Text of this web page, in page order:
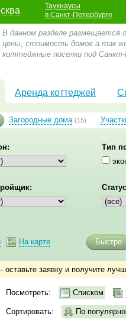
Таухнаусы
в Санкт-Петербурге
В данном разделе размещается
цены, стоимость домов а так
коттеджные поселки под
Аренда коттеджей
Загородные дома (15)
Тип
На карте Быстро
оставьте заявку и получите
Посмотреть: Списком
Сортировать: По